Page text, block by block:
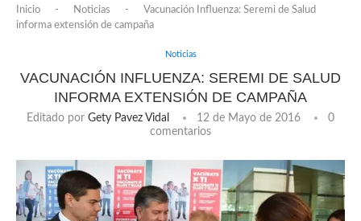
Inicio - Noticias -
Vacunación Influenza: Seremi de Salud
informa extensión de campaña
Noticias
VACUNACIÓN INFLUENZA: SEREMI DE SALUD
INFORMA EXTENSIÓN DE CAMPAÑA
Editado por Gety Pavez Vidal 12 de Mayo de 2016
0
comentarios